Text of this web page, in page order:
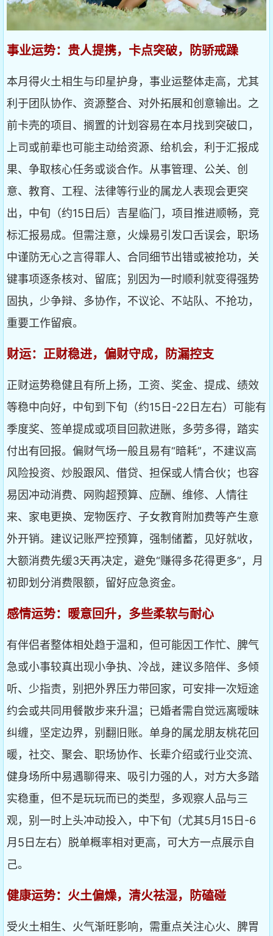
事业运势：贵人提携，卡点突破，防骄戒躁
本月得火土相生与印星护身，事业运整体走高，尤其
利于团队协作、资源整合、对外拓展和创意输出。之
前卡壳的项目、搁置的计划容易在本月找到突破口，
上司或前辈也可能主动给资源、给机会，利于汇报成
果、争取核心任务或谈合作。从事管理、公关、创
意、教育、工程、法律等行业的属龙人表现会更突
出，中旬（约15日后）吉星临门，项目推进顺畅，竞
标汇报易成。但需注意，火燥易引发口舌误会，职场
中谨防无心之言得罪人、合同细节出错或被抢功，关
键事项逐条核对、留底；别因为一时顺利就变得强势
固执，少争辩、多协作，不议论、不站队、不抢功，
重要工作留痕。
财运：正财稳进，偏财守成，防漏控支
正财运势稳健且有所上扬，工资、奖金、提成、绩效
等稳中向好，中旬到下旬（约15日-22日左右）可能有
季度奖、签单提成或项目回款进账，多劳多得，踏实
付出有回报。偏财气场一般且易有“暗耗”，不建议高
风险投资、炒股跟风、借贷、担保或人情合伙；也容
易因冲动消费、网购超预算、应酬、维修、人情往
来、家电更换、宠物医疗、子女教育附加费等产生意
外开销。建议记账严控预算，强制储蓄，见好就收，
大额消费先缓3天再决定，避免“赚得多花得更多”，月
初即划分消费限额，留好应急资金。
感情运势：暖意回升，多些柔软与耐心
有伴侣者整体相处趋于温和，但可能因工作忙、脾气
急或小事较真出现小争执、冷战，建议多陪伴、多倾
听、少指责，别把外界压力带回家，可安排一次短途
约会或共同用餐散步来升温；已婚者需自觉远离暧昧
纠缠，坚定边界，别翻旧账。单身的属龙朋友桃花回
暖，社交、聚会、职场协作、长辈介绍或行业交流、
健身场所中易遇聊得来、吸引力强的人，对方大多踏
实稳重，但不是玩玩而已的类型，多观察人品与三
观，别一时上头冲动投入，中下旬（尤其5月15日-6
月5日左右）脱单概率相对更高，可大方一点展示自
己。
健康运势：火土偏燥，清火祛湿，防磕碰
受火土相生、火气渐旺影响，需重点关注心火、脾胃